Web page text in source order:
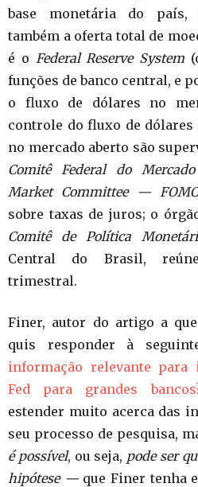
base monetária do país,
também a oferta total de
é o Federal Reserve System
funções de banco central, e
o fluxo de dólares no
controle do fluxo de dólares
no mercado aberto são
Comitê Federal do
Market Committee — FOMC
sobre taxas de juros; o
Comitê de Política
Central do Brasil,
trimestral.
Finer, autor do artigo a
quis responder à
informação relevante para
Fed para grandes
estender muito acerca das
seu processo de pesquisa,
é possível, ou seja, pode ser
hipótese — que Finer tenha